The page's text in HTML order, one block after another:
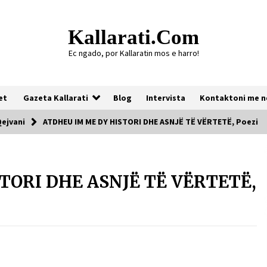
Kallarati.com
Ec ngado, por Kallaratin mos e harro!
Gazeta Kallarati Blog Intervista Kontaktoni me
07/07/2026
ATDHEU IM ME DY HISTORI DHE ASNJË TË VËRTETË, Poezi
DHE ASNJË TË VËRTETË,